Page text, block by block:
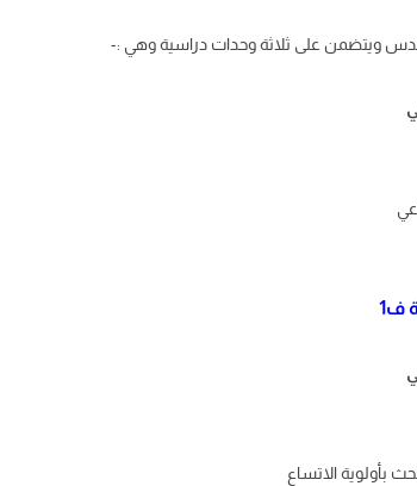
ويتضمن على ثلاثة وحدات دراسية وهي :-
ف1
بأولوية الاتساع